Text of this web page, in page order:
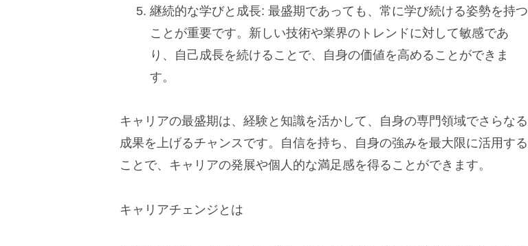
継続的な学びと成長: 最盛期であっても、常に学び続ける姿勢を持つ
ことが重要です。新しい技術や業界のトレンドに対して敏感であ
り、自己成長を続けることで、自身の価値を高めることができま
す。
キャリアの最盛期は、経験と知識を活かして、自身の専門領域でさらなる
成果を上げるチャンスです。自信を持ち、自身の強みを最大限に活用する
ことで、キャリアの発展や個人的な満足感を得ることができます。
キャリアチェンジとは